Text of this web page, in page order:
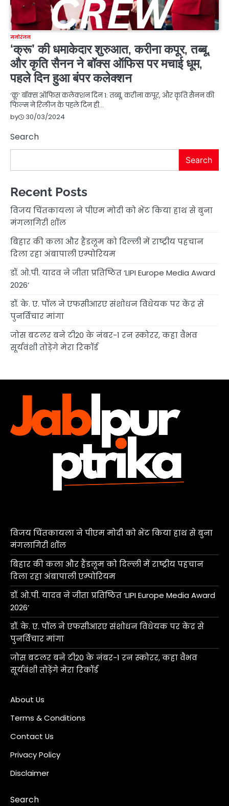
मनोरंजन
‘क्रू’ की धमाकेदार शुरुआत, करीना कपूर, तब्बू,
और कृति सैनन ने बॉक्स ऑफिस पर मचाई धूम,
पहले दिन हुआ बंपर कलेक्शन
‘क्रू’ बॉक्स ऑफिस कलेक्शन दिन 1: तब्बू, करीना कपूर, और कृति सैनन की
फिल्म ने रिलीज के पहले दिन ही…
by
30/03/2024
Search
Search
Recent Posts
विजय चिंतकायला ने पीएम मोदी को भेंट किया हाथ से बुना
मंगलागिरी शॉल
बिहार की कला और हैंडलूम को दिल्ली में राष्ट्रीय पहचान
दिला रहा अंबापाली एम्पोरियम
डॉ. ओ.पी. यादव ने जीता प्रतिष्ठित ‘LIPI Europe Media Award
2026’
डॉ. के. ए. पॉल ने एफसीआरए संशोधन विधेयक पर केंद्र से
पुनर्विचार मांगा
जोस बटलर बने टी20 के नंबर-1 रन स्कोरर, कहा वैभव
सूर्यवंशी तोड़ेंगे मेरा रिकॉर्ड
विजय चिंतकायला ने पीएम मोदी को भेंट किया हाथ से बुना
मंगलागिरी शॉल
बिहार की कला और हैंडलूम को दिल्ली में राष्ट्रीय पहचान
दिला रहा अंबापाली एम्पोरियम
डॉ. ओ.पी. यादव ने जीता प्रतिष्ठित ‘LIPI Europe Media Award
2026’
डॉ. के. ए. पॉल ने एफसीआरए संशोधन विधेयक पर केंद्र से
पुनर्विचार मांगा
जोस बटलर बने टी20 के नंबर-1 रन स्कोरर, कहा वैभव
सूर्यवंशी तोड़ेंगे मेरा रिकॉर्ड
About Us
Terms & Conditions
Contact Us
Privacy Policy
Disclaimer
Search